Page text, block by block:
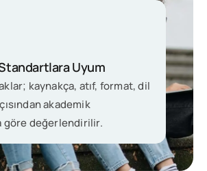
Uyum
kaynakça, atıf, format, dil
akademik
göre değerlendirilir.